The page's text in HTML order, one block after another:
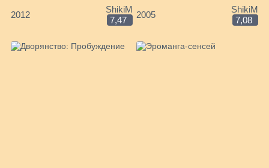
2012
ShikiM
7,47
2005
ShikiM
7,08